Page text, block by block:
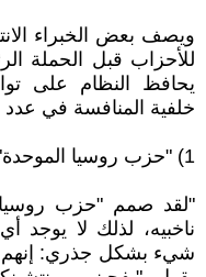
ويصف بعض الخبراء
يحافظ النظام على
خلفية المنافسة في
1) "حزب روسيا الموحدة"
"لقد صمم "حزب روسيا
ناخبيه، لذلك لا
شيء بشكل جذري: إنهم